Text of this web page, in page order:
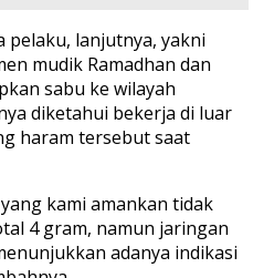
pelaku, lanjutnya, yakni
mudik Ramadhan dan
sabu ke wilayah
diketahui bekerja di luar
haram tersebut saat
kami amankan tidak
4 gram, namun jaringan
adanya indikasi